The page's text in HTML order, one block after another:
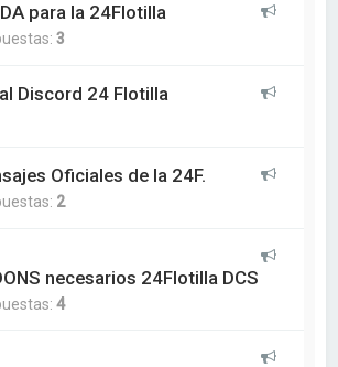
para la 24Flotilla
3
Discord 24 Flotilla
Oficiales de la 24F.
2
necesarios 24Flotilla DCS
4